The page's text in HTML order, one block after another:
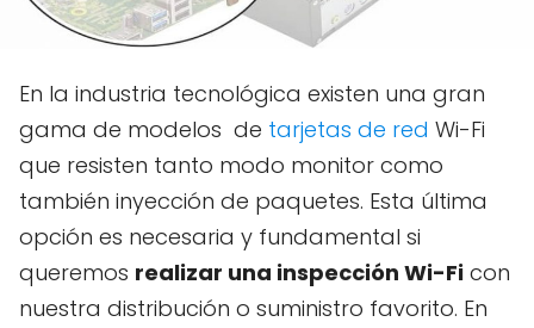
En la industria tecnológica existen una gran
gama de modelos de tarjetas de red Wi-Fi
que resisten tanto modo monitor como
también inyección de paquetes. Esta última
opción es necesaria y fundamental si
queremos realizar una inspección Wi-Fi con
nuestra distribución o suministro favorito. En